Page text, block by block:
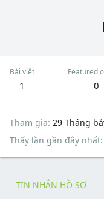
Bài viết
1
Featured
0
Tham gia 29 Tháng
Thấy lần gần đây nhất
TIN NHẮN HỒ SƠ